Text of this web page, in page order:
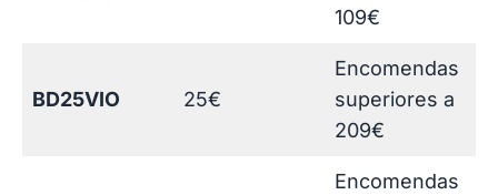
109€
BD25VIO 25€
Encomendas
superiores a
209€
Encomendas